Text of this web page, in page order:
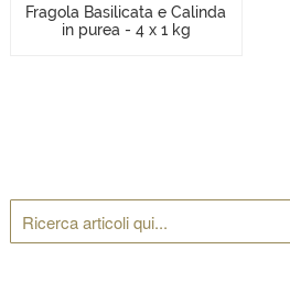
Fragola Basilicata e Calinda
in purea - 4 x 1 kg
Cerca